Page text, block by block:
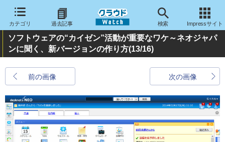
カテゴリ 過去記事 検索 Impressサイト
ソフトウェアの“カイゼン”活動が重要なワケ～ネオジャパ
ンに聞く、新バージョンの作り方(13/16)
前の画像 次の画像